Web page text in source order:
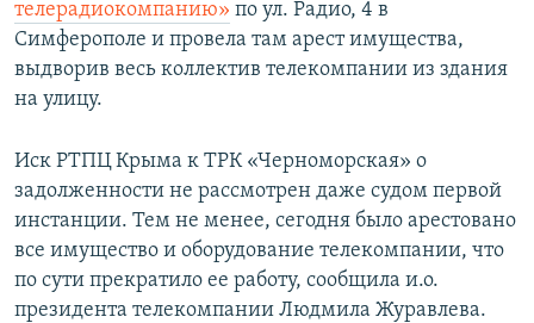
телерадиокомпанию» по ул. Радио, 4 в
Симферополе и провела там арест имущества,
выдворив весь коллектив телекомпании из здания
на улицу.
Иск РТПЦ Крыма к ТРК «Черноморская» о
задолженности не рассмотрен даже судом первой
инстанции. Тем не менее, сегодня было арестовано
все имущество и оборудование телекомпании, что
по сути прекратило ее работу, сообщила и.о.
президента телекомпании Людмила Журавлева.